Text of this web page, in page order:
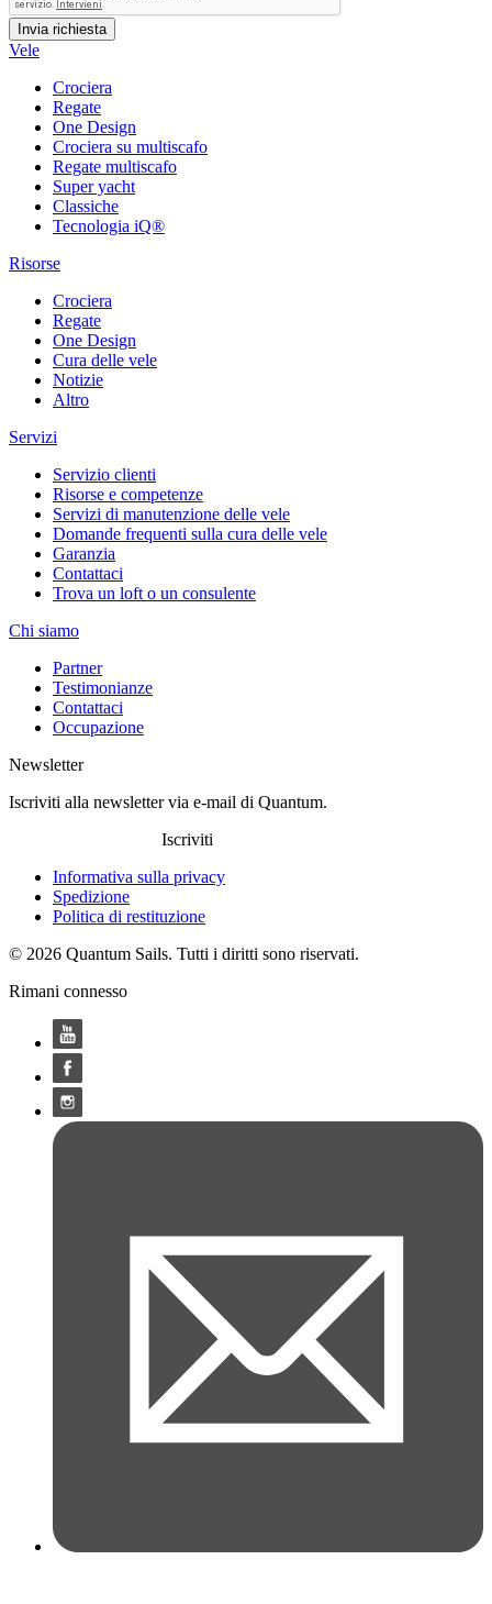
Vele
Crociera
Regate
One Design
Crociera su multiscafo
Regate multiscafo
Super yacht
Classiche
Tecnologia iQ®
Risorse
Crociera
Regate
One Design
Cura delle vele
Notizie
Altro
Servizi
Servizio clienti
Risorse e competenze
Servizi di manutenzione delle vele
Domande frequenti sulla cura delle vele
Garanzia
Contattaci
Trova un loft o un consulente
Chi siamo
Partner
Testimonianze
Contattaci
Occupazione
Newsletter
Iscriviti alla newsletter via e-mail di Quantum.
Iscriviti
Informativa sulla privacy
Spedizione
Politica di restituzione
© 2026 Quantum Sails. Tutti i diritti sono riservati.
Rimani connesso